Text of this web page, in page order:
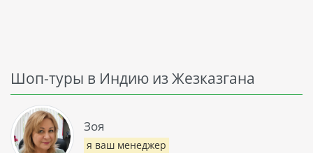
Шоп-туры в Индию из Жезказгана
Зоя
я ваш менеджер